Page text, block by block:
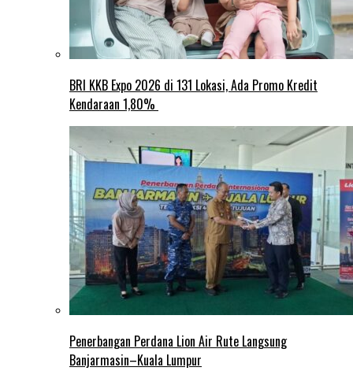
BRI KKB Expo 2026 di 131 Lokasi, Ada Promo Kredit
Kendaraan 1,80%
Penerbangan Perdana Lion Air Rute Langsung
Banjarmasin–Kuala Lumpur